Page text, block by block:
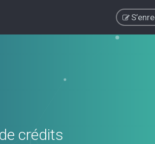
crédits